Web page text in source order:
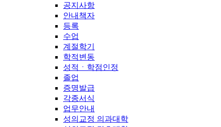
공지사항
안내책자
등록
수업
계절학기
학적변동
성적ㆍ학점인정
졸업
증명발급
각종서식
업무안내
성의교정 의과대학